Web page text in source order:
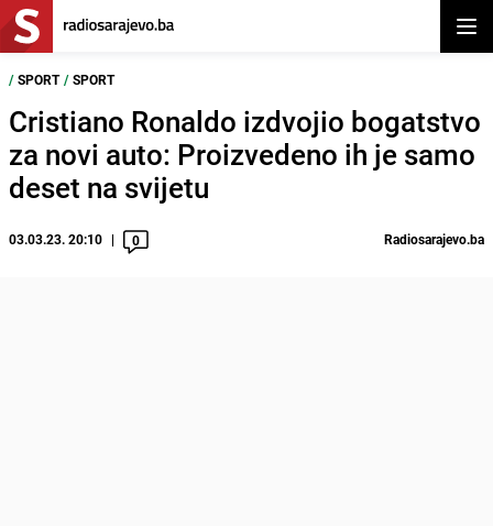
/ SPORT / SPORT
Cristiano Ronaldo izdvojio bogatstvo
za novi auto: Proizvedeno ih je samo
deset na svijetu
03.03.23. 20:10 0 Radiosarajevo.ba